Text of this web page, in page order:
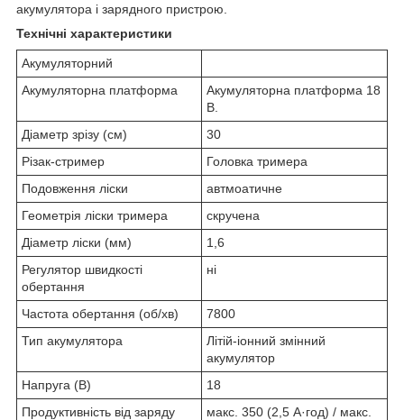
акумулятора і зарядного пристрою.
Технічні характеристики
Акумуляторний
Акумуляторна платформа
Акумуляторна платформа 18
В.
Діаметр зрізу (см)
30
Різак-стример
Головка тримера
Подовження ліски
автмоатичне
Геометрія ліски тримера
скручена
Діаметр ліски (мм)
1,6
Регулятор швидкості
обертання
ні
Частота обертання (об/хв)
7800
Тип акумулятора
Літій-іонний змінний
акумулятор
Напруга (В)
18
Продуктивність від заряду
макс. 350 (2,5 А·год) / макс.